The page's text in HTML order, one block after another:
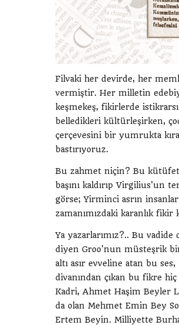
Filvaki her devirde, her
vermiştir. Her milletin
keşmekeş, fikirlerde
belledikleri kültürleşirken,
çerçevesini bir yumrukta
bastırıyoruz.
Bu zahmet niçin? Bu
başını kaldırıp Virgilius'un
görse; Yirminci asrın
zamanımızdaki karanlık
Ya yazarlarımız?.. Bu
diyen Groo'nun müsteşrik
altı asır evveline atan bu
divanından çıkan bu fikre
Kadri, Ahmet Haşim Beyler
da olan Mehmet Emin Bey
Ertem Beyin. Milliyette